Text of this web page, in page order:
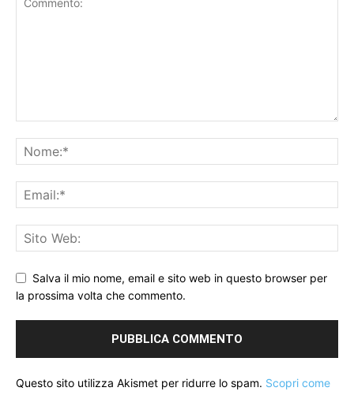
Salva il mio nome, email e sito web in questo browser per
la prossima volta che commento.
Questo sito utilizza Akismet per ridurre lo spam. Scopri come